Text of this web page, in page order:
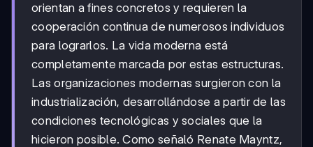
orientan a fines concretos y requieren la
cooperación continua de numerosos individuos
para lograrlos. La vida moderna está
completamente marcada por estas estructuras.
Las organizaciones modernas surgieron con la
industrialización, desarrollándose a partir de las
condiciones tecnológicas y sociales que la
hicieron posible. Como señaló Renate Mayntz,